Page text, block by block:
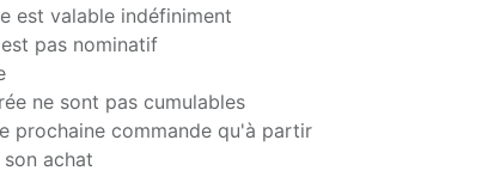
est valable indéfiniment
pas nominatif
ne sont pas cumulables
prochaine commande qu'à partir
achat